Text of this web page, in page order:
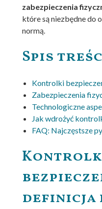
zabezpieczenia
które są niezbędne do
normą.
Spis
Kontrolki
Zabezpieczenia
Technologiczne
Jak wdrożyć
FAQ: Najczęstsze
definicja